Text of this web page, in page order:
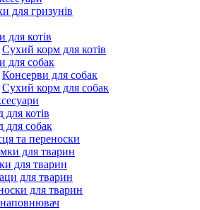
для гризунів
для котів
Сухий корм для котів
для собак
Консерви для собак
Сухий корм для собак
для котів
для собак
та переноски
для тварин
для тварин
для тварин
для тварин